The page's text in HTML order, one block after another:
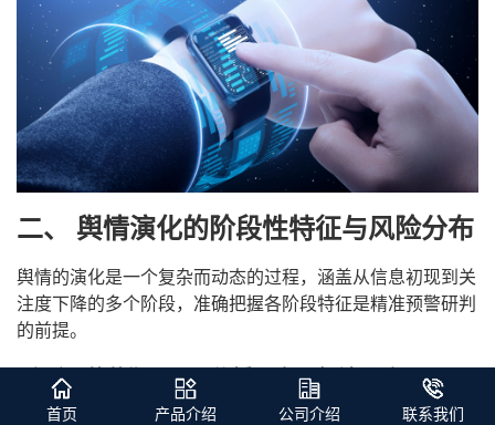
二、 舆情演化的阶段性特征与风险分布
舆情的演化是一个复杂而动态的过程，涵盖从信息初现到关
注度下降的多个阶段，准确把握各阶段特征是精准预警研判
的前提。
（一） 萌芽期：圈层传播与意见领袖影响
首页 产品介绍 公司介绍 联系我们